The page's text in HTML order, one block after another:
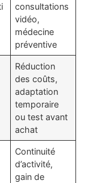
consultations
vidéo,
médecine
préventive
Réduction
des coûts,
adaptation
temporaire
ou test avant
achat
Continuité
d’activité,
gain de